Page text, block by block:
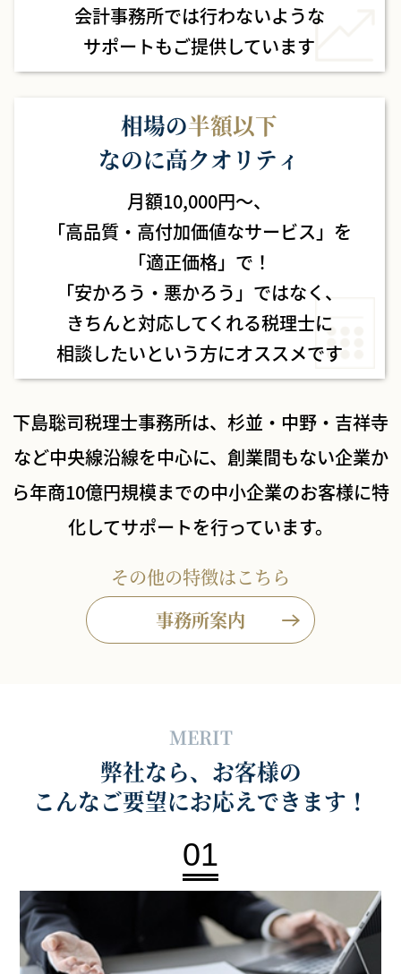
会計事務所では行わないような
サポートもご提供しています
相場の半額以下
なのに高クオリティ
月額10,000円〜、
「高品質・高付加価値なサービス」を
「適正価格」で！
「安かろう・悪かろう」ではなく、
きちんと対応してくれる税理士に
相談したいという方にオススメです
下島聡司税理士事務所は、杉並・中野・吉祥寺
など中央線沿線を中心に、 創業間もない企業か
ら年商10億円規模までの中小企業のお客様に特
化してサポートを行っています。
その他の特徴はこちら
事務所案内
MERIT
弊社なら、お客様の
こんなご要望にお応えできます！
01